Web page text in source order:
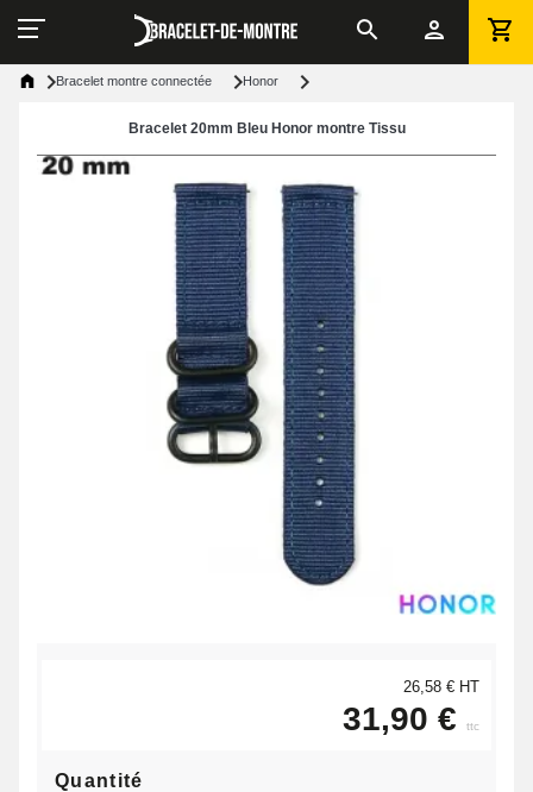
Bracelet montre connectée Honor
Bracelet 20mm Bleu Honor montre Tissu
26,58 € HT
31,90 € ttc
Quantité